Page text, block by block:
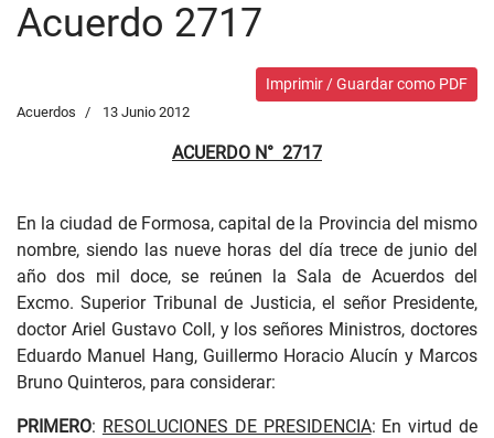
Acuerdo 2717
Imprimir / Guardar como PDF
Acuerdos 13 Junio 2012
ACUERDO N° 2717
En la ciudad de Formosa, capital de la Provincia del mismo
nombre, siendo las nueve horas del día trece de junio del
año dos mil doce, se reúnen la Sala de Acuerdos del
Excmo. Superior Tribunal de Justicia, el señor Presidente,
doctor Ariel Gustavo Coll, y los señores Ministros, doctores
Eduardo Manuel Hang, Guillermo Horacio Alucín y Marcos
Bruno Quinteros, para considerar:
PRIMERO: RESOLUCIONES DE PRESIDENCIA: En virtud de